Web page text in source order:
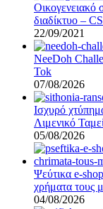
Οικογενειακό
διαδίκτυο –
22/09/2021
NeeDoh
Tok
07/08/2026
Ισχυρό
Λιμενικό
05/08/2026
Ψεύτικα e-
χρήματα τους
04/08/2026